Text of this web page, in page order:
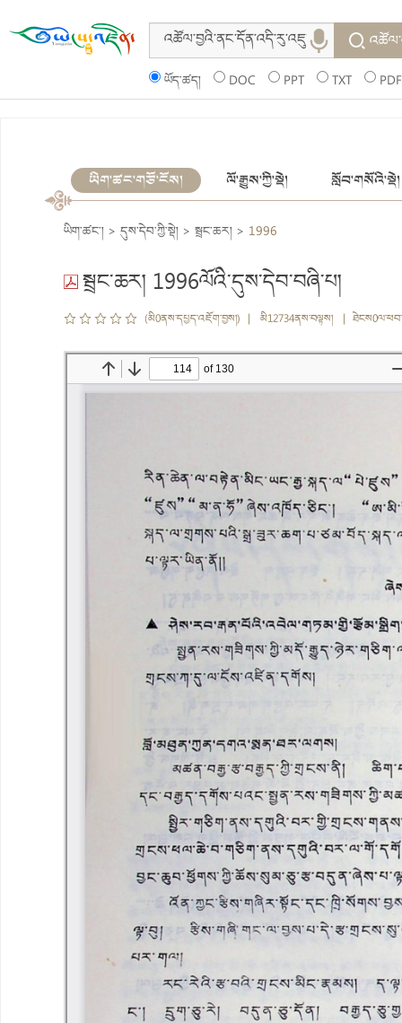
ཡོད་ཚད། DOC PPT TXT PDF
ཡིག་ཚང་གཙོ་ངོས། ལོ་རྒྱུས་ཀྱི་སྡེ། སློབ་གསོའི་སྡེ།
ཡིག་ཚང་། > དུས་དེབ་ཀྱི་སྡེ། > སྦྲང་ཆར། > 1996
སྦྲང་ཆར། 1996ལོའི་དུས་དེབ་བཞི་པ།
(མི0ནས་དཔྱད་འཇོག་བྱས།) | མི12734ནས་བལྟས། |